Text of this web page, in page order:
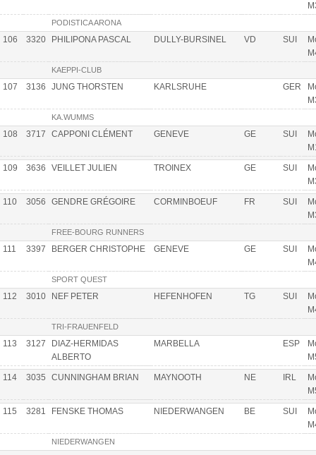
PODISTICA ARONA
106 3320 PHILIPONA PASCAL DULLY-BURSINEL VD SUI
KAEPPI-CLUB
107 3136 JUNG THORSTEN KARLSRUHE GER
KA.WUMMS
108 3717 CAPPONI CLÉMENT GENEVE GE SUI
109 3636 VEILLET JULIEN TROINEX GE SUI
110 3056 GENDRE GRÉGOIRE CORMINBOEUF FR SUI
FREE-BOURG RUNNERS
111 3397 BERGER CHRISTOPHE GENEVE GE SUI
SPORT QUEST
112 3010 NEF PETER HEFENHOFEN TG SUI
TRI-FRAUENFELD
113 3127
DIAZ-HERMIDAS
ALBERTO
MARBELLA ESP
114 3035 CUNNINGHAM BRIAN MAYNOOTH NE IRL
115 3281 FENSKE THOMAS NIEDERWANGEN BE SUI
NIEDERWANGEN